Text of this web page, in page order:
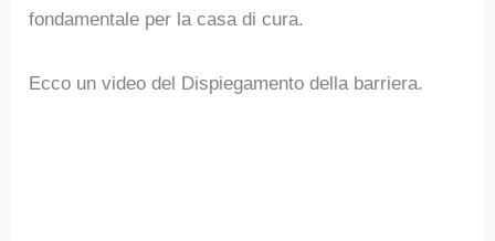
fondamentale per la casa di cura.
Ecco un video del Dispiegamento della barriera.